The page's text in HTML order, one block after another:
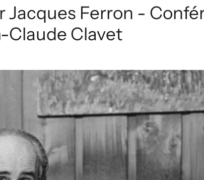
Jacques Ferron -
Claude Clavet